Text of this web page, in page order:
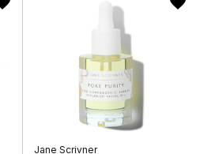
Jane Scrivner